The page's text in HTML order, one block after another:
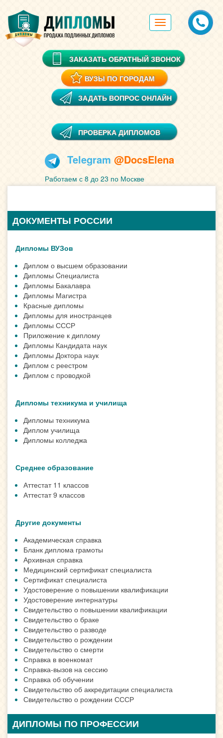
Toggle
navigation
ЗАКАЗАТЬ ОБРАТНЫЙ ЗВОНОК
ВУЗЫ ПО ГОРОДАМ
ЗАДАТЬ ВОПРОС ОНЛАЙН
ПРОВЕРКА ДИПЛОМОВ
Telegram @DocsElena
Работаем с 8 до 23 по Москве
ДОКУМЕНТЫ РОССИИ
Дипломы ВУЗов
Диплом о высшем образовании
Дипломы Cпециалиста
Дипломы Бакалавра
Дипломы Магистра
Красные дипломы
Дипломы для иностранцев
Дипломы СССР
Приложение к диплому
Дипломы Кандидата наук
Дипломы Доктора наук
Диплом с реестром
Диплом с проводкой
Дипломы техникума и училища
Дипломы техникума
Диплом училища
Дипломы колледжа
Среднее образование
Аттестат 11 классов
Аттестат 9 классов
Другие документы
Академическая справка
Бланк диплома грамоты
Архивная справка
Медицинский сертификат специалиста
Сертификат специалиста
Удостоверение о повышении квалификации
Удостоверение интернатуры
Свидетельство о повышении квалификации
Свидетельство о браке
Свидетельство о разводе
Свидетельство о рождении
Свидетельство о смерти
Справка в военкомат
Справка-вызов на сессию
Справка об обучении
Свидетельство об аккредитации специалиста
Свидетельство о рождении СССР
ДИПЛОМЫ ПО ПРОФЕССИИ